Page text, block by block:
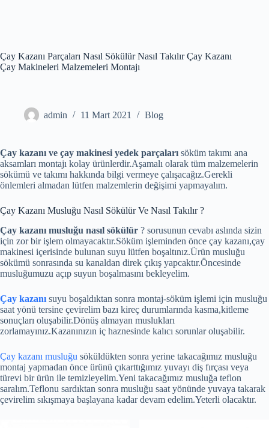
Çay Kazanı Parçaları Nasıl Sökülür Nasıl Takılır Çay Kazanı
Çay Makineleri Malzemeleri Montajı
admin 11 Mart 2021 Blog
Çay kazanı ve çay makinesi yedek parçaları söküm takımı ana
aksamları montajı kolay ürünlerdir.Aşamalı olarak tüm malzemelerin
sökümü ve takımı hakkında bilgi vermeye çalışacağız.Gerekli
önlemleri almadan lütfen malzemlerin değişimi yapmayalım.
Çay Kazanı Musluğu Nasıl Sökülür Ve Nasıl Takılır ?
Çay kazanı musluğu nasıl sökülür ? sorusunun cevabı aslında sizin
için zor bir işlem olmayacaktır.Söküm işleminden önce çay kazanı,çay
makinesi içerisinde bulunan suyu lütfen boşaltınız.Ürün musluğu
sökümü sonrasında su kanaldan direk çıkış yapcaktır.Öncesinde
musluğumuzu açıp suyun boşalmasını bekleyelim.
Çay kazanı suyu boşaldıktan sonra montaj-söküm işlemi için musluğu
saat yönü tersine çevirelim bazı kireç durumlarında kasma,kitleme
sonuçları oluşabilir.Dönüş almayan muslukları
zorlamayınız.Kazanınızın iç haznesinde kalıcı sorunlar oluşabilir.
Çay kazanı musluğu söküldükten sonra yerine takacağımız musluğu
montaj yapmadan önce ürünü çıkarttığımız yuvayı diş fırçası veya
türevi bir ürün ile temizleyelim.Yeni takacağımız musluğa teflon
saralım.Teflonu sardıktan sonra musluğu saat yönünde yuvaya takarak
çevirelim sıkışmaya başlayana kadar devam edelim.Yeterli olacaktır.